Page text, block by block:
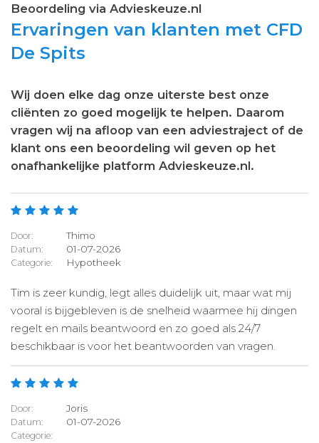
Beoordeling via Advieskeuze.nl
Ervaringen van klanten met CFD
De Spits
Wij doen elke dag onze uiterste best onze
cliënten zo goed mogelijk te helpen. Daarom
vragen wij na afloop van een adviestraject of de
klant ons een beoordeling wil geven op het
onafhankelijke platform Advieskeuze.nl.
Door: Thimo
Datum: 01-07-2026
Categorie: Hypotheek
Tim is zeer kundig, legt alles duidelijk uit, maar wat mij
vooral is bijgebleven is de snelheid waarmee hij dingen
regelt en mails beantwoord en zo goed als 24/7
beschikbaar is voor het beantwoorden van vragen.
Door: Joris
Datum: 01-07-2026
Categorie: